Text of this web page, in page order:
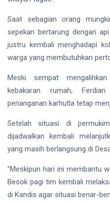
Saat sebagian orang
sepekan bertarung dengan
justru kembali menghadapi
warga yang membutuhkan
Meski sempat
kebakaran rumah,
penanganan karhutla tetap
Setelah situasi di
dijadwalkan kembali
yang masih berlangsung di
"Meskipun hari ini membantu
Besok pagi tim kembali
di Kandis agar situasi benar-